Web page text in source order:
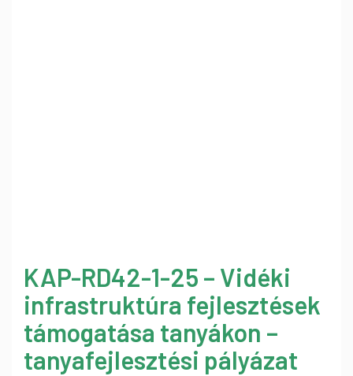
KAP-RD42-1-25 – Vidéki
infrastruktúra fejlesztések
támogatása tanyákon –
tanyafejlesztési pályázat